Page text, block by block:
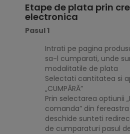
Etape de plata prin
electronica
Pasul 1
Intrati pe pagina
sa-l cumparati, unde
modalitatile de plata
Selectati cantitatea si
„CUMPĂRĂ”
Prin selectarea optiunii
comanda” din
deschide sunteti
de cumparaturi pasul